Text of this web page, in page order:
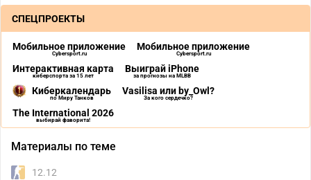
СПЕЦПРОЕКТЫ
Мобильное приложение
Cybersport.ru
Мобильное приложение
Cybersport.ru
Интерактивная карта
киберспорта за 15 лет
Выиграй iPhone
за прогнозы на MLBB
Киберкалендарь
по Миру Танков
Vasilisa или by_Owl?
За кого сердечко?
The International 2026
выбирай фаворита!
Материалы по теме
12.12